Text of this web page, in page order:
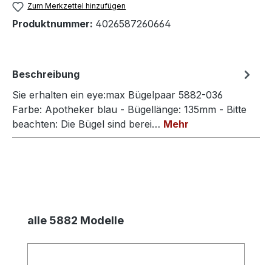
Zum Merkzettel hinzufügen
Produktnummer: 4026587260664
Beschreibung
Sie erhalten ein eye:max Bügelpaar 5882-036
Farbe: Apotheker blau - Bügellänge: 135mm - Bitte
beachten: Die Bügel sind berei… Mehr
Produktgalerie überspringen
alle 5882 Modelle